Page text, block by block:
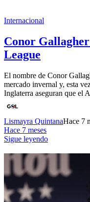
Internacional
Conor
League
El nombre de Conor
mercado invernal y, esta
Inglaterra aseguran que el
Lismayra QuintanaHace 7
Hace 7 meses
Sigue leyendo